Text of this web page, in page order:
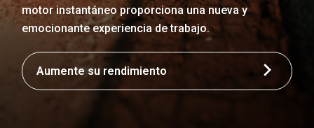
motor instantáneo proporciona una nueva y
emocionante experiencia de trabajo.
Aumente su rendimiento